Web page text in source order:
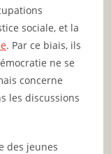
sociale, et la
. Par ce biais, ils
ne se
concerne
les discussions
des jeunes